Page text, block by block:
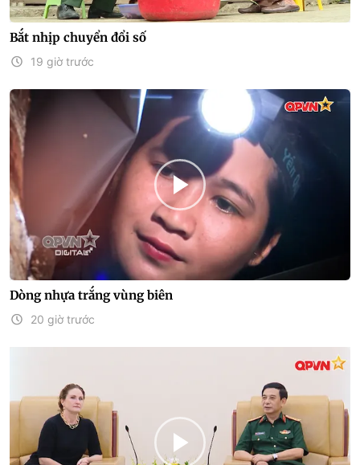
Bắt nhịp chuyển đổi số
19 giờ trước
Dòng nhựa trắng vùng biên
20 giờ trước